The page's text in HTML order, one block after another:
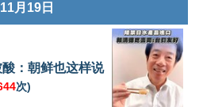
月19日
：朝鲜也这样说
次)